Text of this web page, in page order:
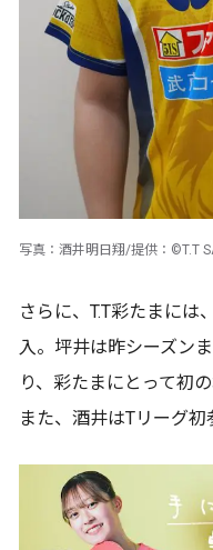
写真：酒井明日翔/提供：©T.T
さらに、T.T彩たまには
入。坪井は昨シーズン
り、彩たまにとって初
また、酒井はTリーグ初